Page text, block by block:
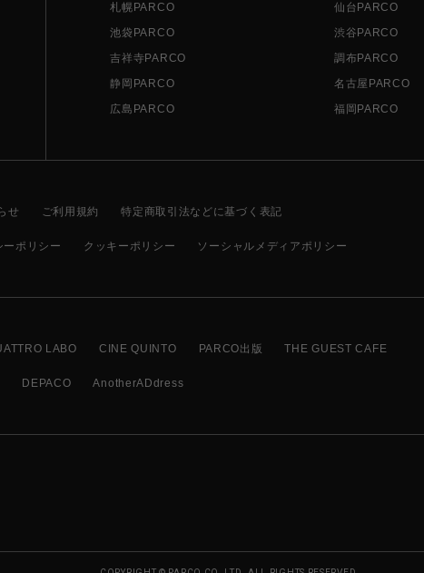
札幌PARCO 仙台PARCO
池袋PARCO
渋谷PARCO
吉祥寺PARCO
調布PARCO
静岡PARCO
名古屋PARCO
広島PARCO
福岡PARCO
せ ご利用規約 特定商取引法などに基づく表記
ーポリシー クッキーポリシー ソーシャルメディアポリシー
LABO CINE QUINTO PARCO出版 THE GUEST CAFE
DEPACO AnotherADdress